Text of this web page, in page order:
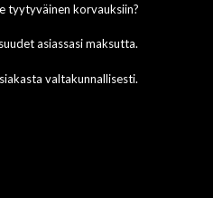
tyytyväinen korvauksiin?
asiassasi maksutta.
valtakunnallisesti.